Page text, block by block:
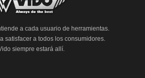
a cada usuario de herramientas.
satisfacer a todos los consumidores.
siempre estará allí.